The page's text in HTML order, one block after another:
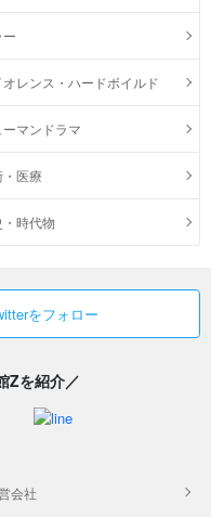
オレンス・ハードボイルド
ーマンドラマ
医療
・時代物
をフォロー
Zを紹介／
会社